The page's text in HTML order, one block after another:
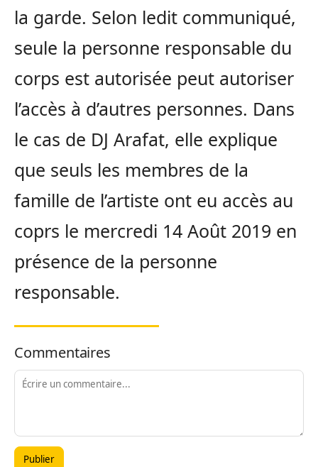
la garde. Selon ledit communiqué,
seule la personne responsable du
corps est autorisée peut autoriser
l’accès à d’autres personnes. Dans
le cas de DJ Arafat, elle explique
que seuls les membres de la
famille de l’artiste ont eu accès au
coprs le mercredi 14 Août 2019 en
présence de la personne
responsable.
Commentaires
Publier